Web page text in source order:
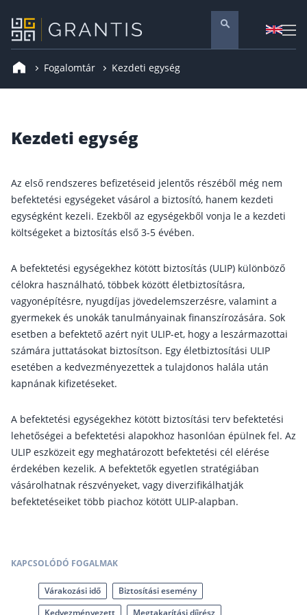
Önkéntes nyugdíjpénztár
Nyugdíj előtakarékossági számla (NYESZ)
Nyugdíj tanácsadás 🪙
Magánnyugdíjpénztár összefoglaló
Nyugdíjkorhatár táblázat és útmutató
Nyugdíj kisokos – A magyar nyugdíjrendszer
Egyszerű Állami Nyugdíjkalkulátor
Önkéntes Nyugdíjpénztárak hozamai
Nyugdíjbiztosítás
Melyik a legolcsóbb nyugdíjbiztosítás?
Önkéntes nyugdíjpénztár vagy
Nyugdíjbiztosítás adókedvezmény és adójóváírás
KATA Nyugdíj: így használd ki az
Életbiztosítások
Fogalomtár Kezdeti egység
Kezdeti egység
Az első rendszeres befizetéseid jelentős részéből még nem
befektetési egységeket vásárol a biztosító, hanem kezdeti
egységként kezeli. Ezekből az egységekből vonja le a kezdeti
költségeket a biztosítás első 3-5 évében.
A befektetési egységekhez kötött biztosítás (ULIP) különböző
célokra használható, többek között életbiztosításra,
vagyonépítésre, nyugdíjas jövedelemszerzésre, valamint a
gyermekek és unokák tanulmányainak finanszírozására. Sok
esetben a befektető azért nyit ULIP-et, hogy a leszármazottai
számára juttatásokat biztosítson. Egy életbiztosítási ULIP
esetében a kedvezményezettek a tulajdonos halála után
kapnának kifizetéseket.
A befektetési egységekhez kötött biztosítási terv befektetési
lehetőségei a befektetési alapokhoz hasonlóan épülnek fel. Az
ULIP eszközeit egy meghatározott befektetési cél elérése
érdekében kezelik. A befektetők egyetlen stratégiában
vásárolhatnak részvényeket, vagy diverzifikálhatják
befektetéseiket több piachoz kötött ULIP-alapban.
KAPCSOLÓDÓ FOGALMAK
Várakozási idő
Biztosítási esemény